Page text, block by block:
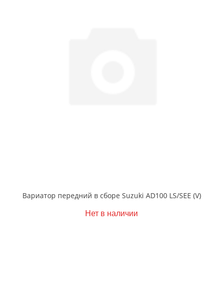
Вариатор передний в сборе Suzuki AD100 LS/SEE (V)
Нет в наличии